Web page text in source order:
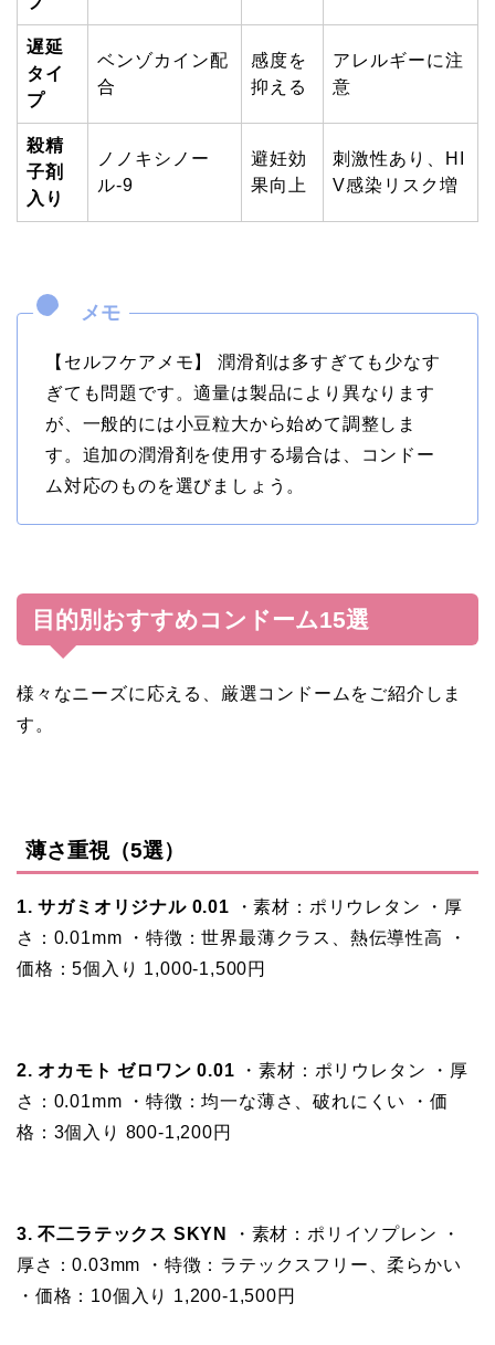
遅延
タイ
プ
ベンゾカイン配
合
感度を
抑える
アレルギーに注
意
殺精
子剤
入り
ノノキシノー
ル-9
避妊効
果向上
刺激性あり、HI
V感染リスク増
【セルフケアメモ】 潤滑剤は多すぎても少なす
ぎても問題です。適量は製品により異なります
が、一般的には小豆粒大から始めて調整しま
す。追加の潤滑剤を使用する場合は、コンドー
ム対応のものを選びましょう。
目的別おすすめコンドーム15選
様々なニーズに応える、厳選コンドームをご紹介しま
す。
薄さ重視（5選）
1. サガミオリジナル 0.01 ・素材：ポリウレタン ・厚
さ：0.01mm ・特徴：世界最薄クラス、熱伝導性高 ・
価格：5個入り 1,000-1,500円
2. オカモト ゼロワン 0.01 ・素材：ポリウレタン ・厚
さ：0.01mm ・特徴：均一な薄さ、破れにくい ・価
格：3個入り 800-1,200円
3. 不二ラテックス SKYN
・素材：ポリイソプレン ・
厚さ：0.03mm ・特徴：ラテックスフリー、柔らかい
・価格：10個入り 1,200-1,500円